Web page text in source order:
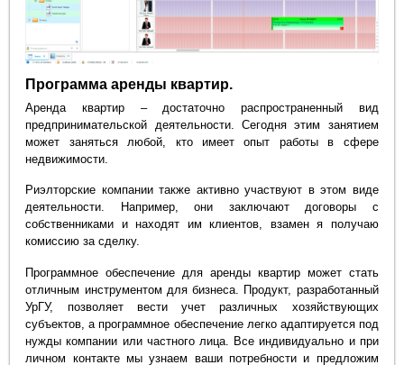
Программа аренды квартир.
Аренда квартир – достаточно распространенный вид
предпринимательской деятельности. Сегодня этим занятием
может заняться любой, кто имеет опыт работы в сфере
недвижимости.
Риэлторские компании также активно участвуют в этом виде
деятельности. Например, они заключают договоры с
собственниками и находят им клиентов, взамен я получаю
комиссию за сделку.
Программное обеспечение для аренды квартир может стать
отличным инструментом для бизнеса. Продукт, разработанный
УрГУ, позволяет вести учет различных хозяйствующих
субъектов, а программное обеспечение легко адаптируется под
нужды компании или частного лица. Все индивидуально и при
личном контакте мы узнаем ваши потребности и предложим